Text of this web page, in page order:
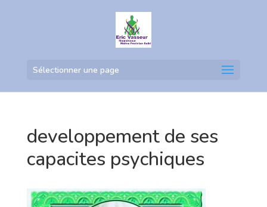
Sélectionner une page
developpement de ses
capacites psychiques